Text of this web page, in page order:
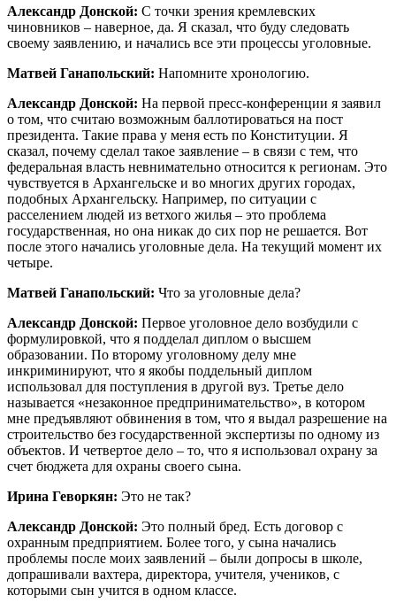
Александр Донской: С точки зрения кремлевских
чиновников – наверное, да. Я сказал, что буду следовать
своему заявлению, и начались все эти процессы уголовные.
Матвей Ганапольский: Напомните хронологию.
Александр Донской: На первой пресс-конференции я заявил
о том, что считаю возможным баллотироваться на пост
президента. Такие права у меня есть по Конституции. Я
сказал, почему сделал такое заявление – в связи с тем, что
федеральная власть невнимательно относится к регионам. Это
чувствуется в Архангельске и во многих других городах,
подобных Архангельску. Например, по ситуации с
расселением людей из ветхого жилья – это проблема
государственная, но она никак до сих пор не решается. Вот
после этого начались уголовные дела. На текущий момент их
четыре.
Матвей Ганапольский: Что за уголовные дела?
Александр Донской: Первое уголовное дело возбудили с
формулировкой, что я подделал диплом о высшем
образовании. По второму уголовному делу мне
инкриминируют, что я якобы поддельный диплом
использовал для поступления в другой вуз. Третье дело
называется «незаконное предпринимательство», в котором
мне предъявляют обвинения в том, что я выдал разрешение на
строительство без государственной экспертизы по одному из
объектов. И четвертое дело – то, что я использовал охрану за
счет бюджета для охраны своего сына.
Ирина Геворкян: Это не так?
Александр Донской: Это полный бред. Есть договор с
охранным предприятием. Более того, у сына начались
проблемы после моих заявлений – были допросы в школе,
допрашивали вахтера, директора, учителя, учеников, с
которыми сын учится в одном классе.